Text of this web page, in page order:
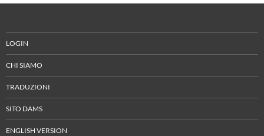
LOGIN
CHI SIAMO
TRADUZIONI
SITO DAMS
ENGLISH VERSION